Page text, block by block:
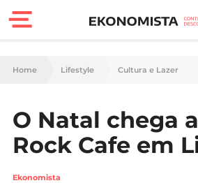
Finanças
Carreira
Home Lifestyle Cultura e Lazer
O Natal chega
Rock Cafe em
Ekonomista